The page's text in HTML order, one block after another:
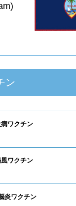
ン
ワクチン
ワクチン
炎ワクチン